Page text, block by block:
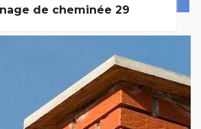
de cheminée 29